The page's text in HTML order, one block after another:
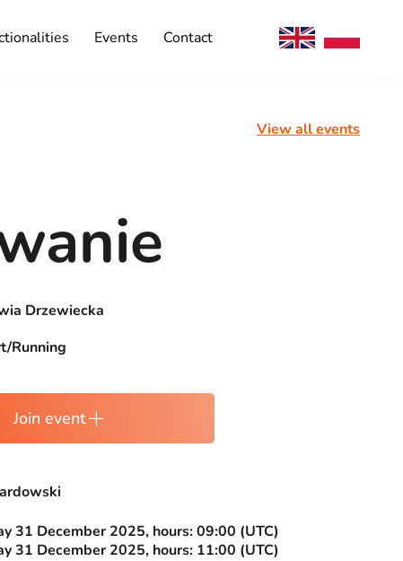
Events Contact
View all events
Drzewiecka
Running
Join event
31 December 2025, hours: 09:00 (UTC)
31 December 2025, hours: 11:00 (UTC)